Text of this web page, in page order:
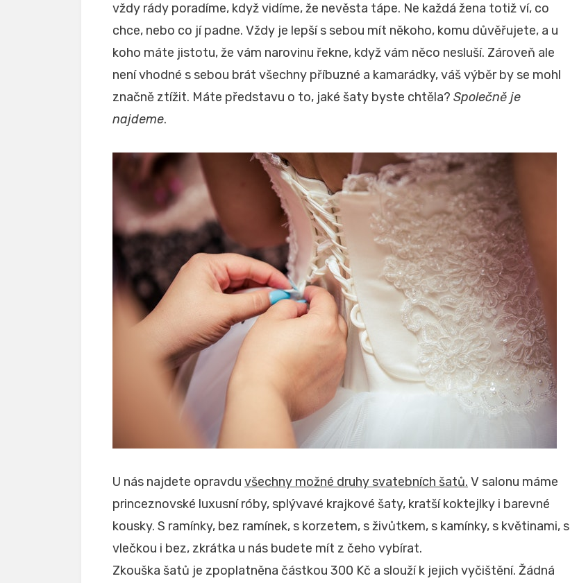
vždy rády poradíme, když vidíme, že nevěsta tápe. Ne každá žena totiž ví, co
chce, nebo co jí padne. Vždy je lepší s sebou mít někoho, komu důvěřujete, a u
koho máte jistotu, že vám narovinu řekne, když vám něco nesluší. Zároveň ale
není vhodné s sebou brát všechny příbuzné a kamarádky, váš výběr by se mohl
značně ztížit. Máte představu o to, jaké šaty byste chtěla? Společně je
najdeme.
U nás najdete opravdu všechny možné druhy svatebních šatů. V salonu máme
princeznovské luxusní róby, splývavé krajkové šaty, kratší koktejlky i barevné
kousky. S ramínky, bez ramínek, s korzetem, s živůtkem, s kamínky, s květinami, s
vlečkou i bez, zkrátka u nás budete mít z čeho vybírat.
Zkouška šatů je zpoplatněna částkou 300 Kč a slouží k jejich vyčištění. Žádná